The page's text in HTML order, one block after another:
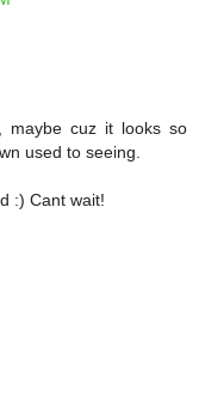
maybe cuz it looks so
used to seeing.
:) Cant wait!